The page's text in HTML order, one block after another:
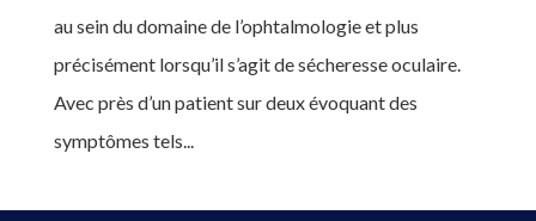
au sein du domaine de l’ophtalmologie et plus
précisément lorsqu’il s’agit de sécheresse oculaire.
Avec près d’un patient sur deux évoquant des
symptômes tels...